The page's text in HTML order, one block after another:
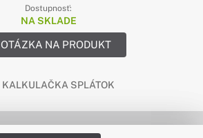
Dostupnosť:
NA SKLADE
OTÁZKA NA PRODUKT
KALKULAČKA SPLÁTOK